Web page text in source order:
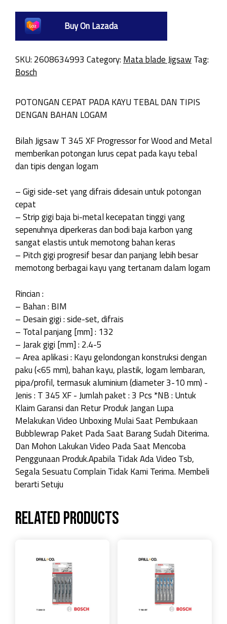
Buy On Lazada
SKU: 2608634993 Category: Mata blade JigsawTag:
Bosch
POTONGAN CEPAT PADA KAYU TEBAL DAN TIPIS
DENGAN BAHAN LOGAM
Bilah Jigsaw T 345 XF Progressor for Wood and Metal
memberikan potongan lurus cepat pada kayu tebal
dan tipis dengan logam
– Gigi side-set yang difrais didesain untuk potongan
cepat
– Strip gigi baja bi-metal kecepatan tinggi yang
sepenuhnya diperkeras dan bodi baja karbon yang
sangat elastis untuk memotong bahan keras
– Pitch gigi progresif besar dan panjang lebih besar
memotong berbagai kayu yang tertanam dalam logam
Rincian :
– Bahan : BIM
– Desain gigi : side-set, difrais
– Total panjang [mm] : 132
– Jarak gigi [mm] : 2.4-5
– Area aplikasi : Kayu gelondongan konstruksi dengan
paku (<65 mm), bahan kayu, plastik, logam lembaran,
pipa/profil, termasuk aluminium (diameter 3-10 mm) -
Jenis : T 345 XF - Jumlah paket : 3 Pcs *NB : Untuk
Klaim Garansi dan Retur Produk Jangan Lupa
Melakukan Video Unboxing Mulai Saat Pembukaan
Bubblewrap Paket Pada Saat Barang Sudah Diterima.
Dan Mohon Lakukan Video Pada Saat Mencoba
Penggunaan Produk.Apabila Tidak Ada Video Tsb,
Segala Sesuatu Complain Tidak Kami Terima. Membeli
berarti Setuju
Related products